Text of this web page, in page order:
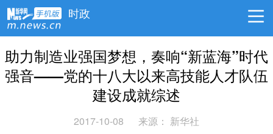
时政
助力制造业强国梦想，奏响“新蓝海”时代
强音——党的十八大以来高技能人才队伍
建设成就综述
2017-10-08 来源： 新华社